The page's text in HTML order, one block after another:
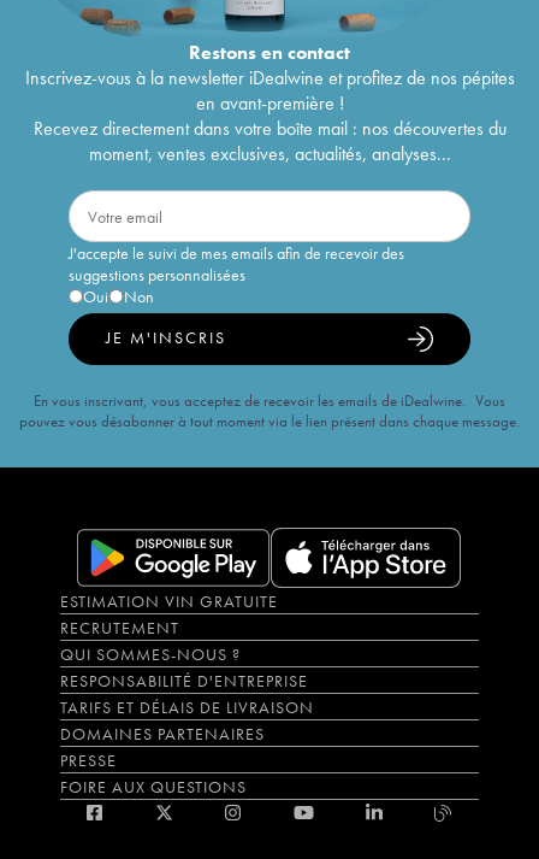
Restons encontact
Inscrivez-vous à la newsletter iDealwine et profitez de nos pépites
en avant-première !
Recevez directement dans votre boîte mail : nos découvertes du
moment, ventes exclusives, actualités, analyses...
J'accepte le suivi de mes emails afin de recevoir des
suggestions personnalisées
Oui
Non
JE M'INSCRIS
En vous inscrivant, vous acceptez de recevoir les emails de iDealwine. Vous
pouvez vous désabonner à tout moment via le lien présent dans chaque message.
ESTIMATION VIN GRATUITE
RECRUTEMENT
QUI SOMMES-NOUS ?
RESPONSABILITÉ D'ENTREPRISE
TARIFS ET DÉLAIS DE LIVRAISON
DOMAINES PARTENAIRES
PRESSE
FOIRE AUX QUESTIONS